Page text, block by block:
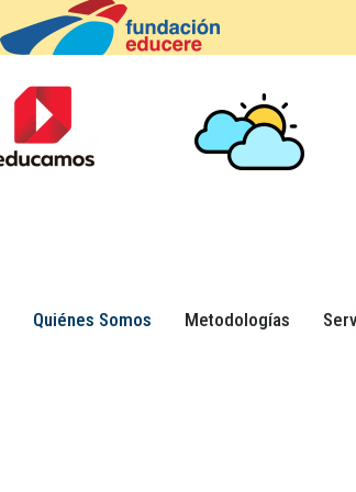
Quiénes Somos Metodologías